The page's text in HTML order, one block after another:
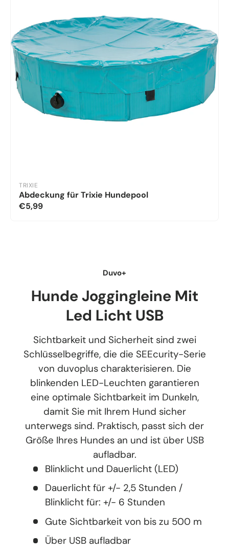
TRIXIE
Abdeckung für Trixie Hundepool
€5,99
Duvo+
Hunde Joggingleine Mit
Led Licht USB
Sichtbarkeit und Sicherheit sind zwei
Schlüsselbegriffe, die die SEEcurity-Serie
von duvoplus charakterisieren. Die
blinkenden LED-Leuchten garantieren
eine optimale Sichtbarkeit im Dunkeln,
damit Sie mit Ihrem Hund sicher
unterwegs sind. Praktisch, passt sich der
Größe Ihres Hundes an und ist über USB
aufladbar.
Blinklicht und Dauerlicht (LED)
Dauerlicht für +/- 2,5 Stunden /
Blinklicht für: +/- 6 Stunden
Gute Sichtbarkeit von bis zu 500 m
Über USB aufladbar